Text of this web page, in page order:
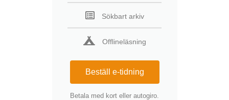
Sökbart arkiv
Offlineläsning
Beställ e-tidning
Betala med kort eller autogiro.